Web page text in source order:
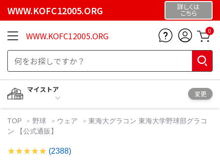
WWW.KOFC12005.ORG 詳しくは
こちら
WWW.KOFC12005.ORG 0
マイストア
変更
TOP 野球 ウェア
東海大グラコン 東海大学野球部グラコ
ン 【公式通販】
(2388)